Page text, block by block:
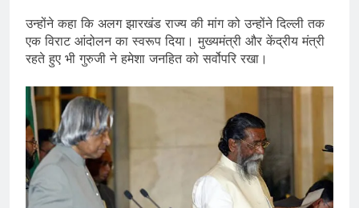
उन्होंने कहा कि अलग झारखंड राज्य की मांग को उन्होंने दिल्ली तक
एक विराट आंदोलन का स्वरूप दिया। मुख्यमंत्री और केंद्रीय मंत्री
रहते हुए भी गुरुजी ने हमेशा जनहित को सर्वोपरि रखा।